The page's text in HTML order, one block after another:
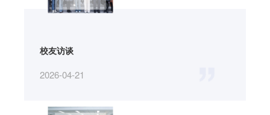
校友访谈
2026-04-21